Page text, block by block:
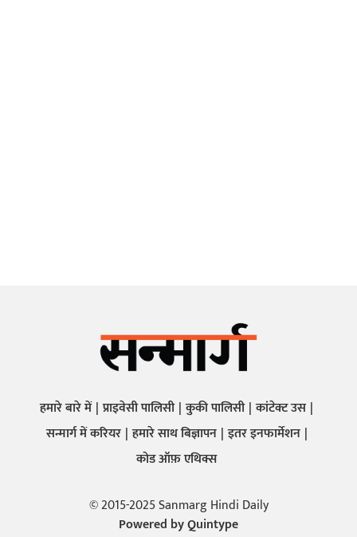
हमारे बारे में प्राइवेसी पालिसी कुकी पालिसी कांटेक्ट उस
सन्मार्ग में करियर हमारे साथ बिज्ञापन इतर इनफार्मेशन
कोड ऑफ़ एथिक्स
© 2015-2025 Sanmarg Hindi Daily
Powered byQuintype